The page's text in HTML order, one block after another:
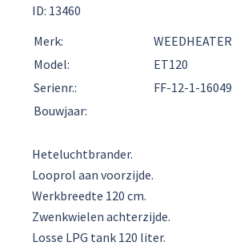
ID: 13460
Merk:
WEEDHEATER
Model:
ET120
Serienr.:
FF-12-1-16049
Bouwjaar:
Heteluchtbrander.
Looprol aan voorzijde.
Werkbreedte 120 cm.
Zwenkwielen achterzijde.
Losse LPG tank 120 liter.